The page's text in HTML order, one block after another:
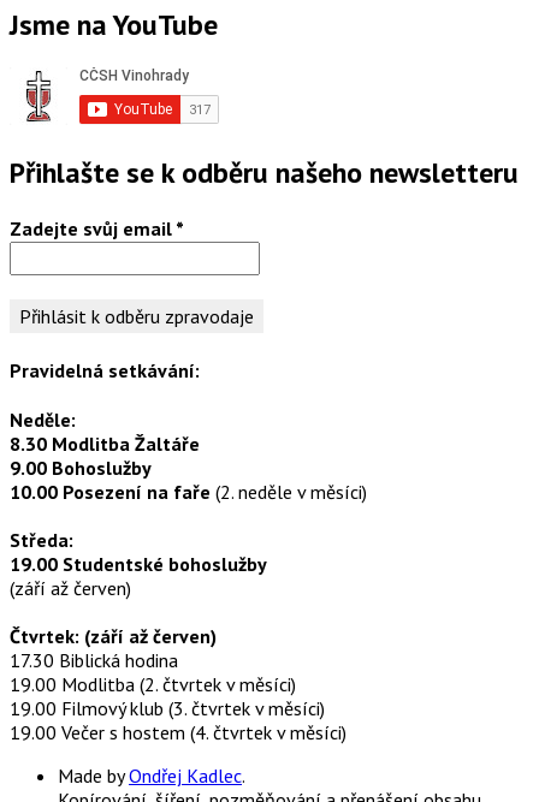
Jsme na YouTube
Přihlašte se k odběru našeho newsletteru
Zadejte svůj email *
Pravidelná setkávání:
Neděle:
8.30 Modlitba Žaltáře
9.00 Bohoslužby
10.00 Posezení na faře (2. neděle v měsíci)
Středa:
19.00 Studentské bohoslužby
(září až červen)
Čtvrtek: (září až červen)
17.30 Biblická hodina
19.00 Modlitba (2. čtvrtek v měsíci)
19.00 Filmový klub (3. čtvrtek v měsíci)
19.00 Večer s hostem (4. čtvrtek v měsíci)
Made byOndřej Kadlec.